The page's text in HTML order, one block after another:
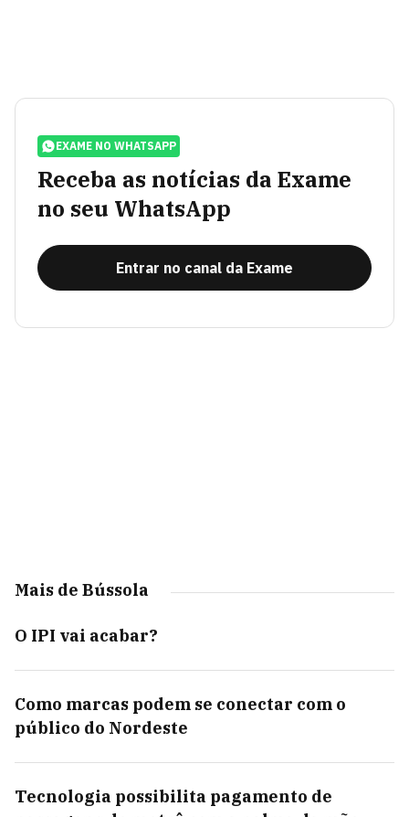
EXAME NO WHATSAPP
Receba as notícias da Exame
no seu WhatsApp
Entrar no canal da Exame
Mais de Bússola
O IPI vai acabar?
Como marcas podem se conectar com o
público do Nordeste
Tecnologia possibilita pagamento de